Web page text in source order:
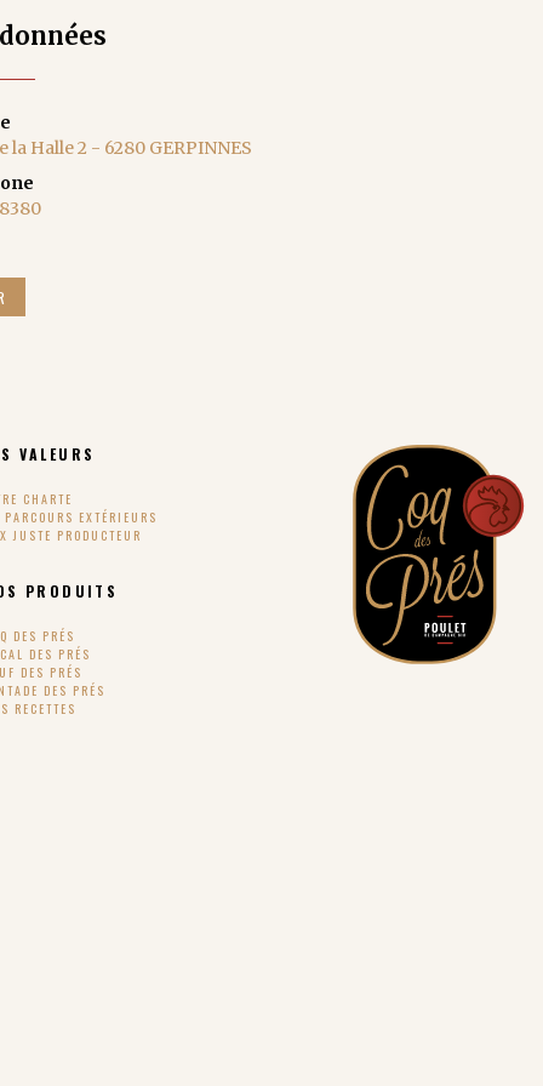
la Halle 2 - 6280 GERPINNES
VALEURS
CHARTE
PARCOURS EXTÉRIEURS
JUSTE PRODUCTEUR
PRODUITS
DES PRÉS
DES PRÉS
DES PRÉS
DES PRÉS
RECETTES